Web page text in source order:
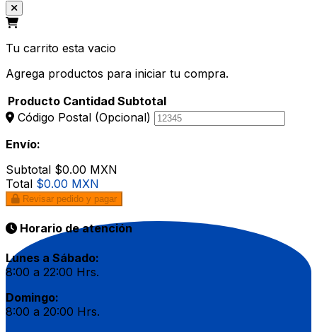
Tu carrito esta vacio
Agrega productos para iniciar tu compra.
Producto Cantidad Subtotal
Código Postal (Opcional)
Envío:
Subtotal $0.00 MXN
Total $0.00 MXN
Revisar pedido y pagar
Horario de atención
Lunes a Sábado:
8:00 a 22:00 Hrs.
Domingo:
8:00 a 20:00 Hrs.